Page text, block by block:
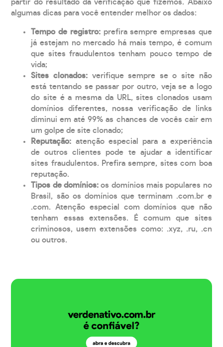
partir do resultado da verificação que fizemos. Abaixo
algumas dicas para você entender melhor os dados:
Tempo de registro: prefira sempre empresas que
já estejam no mercado há mais tempo, é comum
que sites fraudulentos tenham pouco tempo de
vida;
Sites clonados: verifique sempre se o site não
está tentando se passar por outro, veja se a logo
do site é a mesma da URL, sites clonados usam
domínios diferentes, nossa verificação de links
diminui em até 99% as chances de vocês cair em
um golpe de site clonado;
Reputação: atenção especial para a experiência
de outros clientes pode te ajudar a identificar
sites fraudulentos. Prefira sempre, sites com boa
reputação.
Tipos de domínios:os domínios mais populares no
Brasil, são os domínios que terminam .com.br e
.com. Atenção especial com domínios que não
tenham essas extensões. É comum que sites
criminosos, usem extensões como: .xyz, .ru, .cn
ou outros.